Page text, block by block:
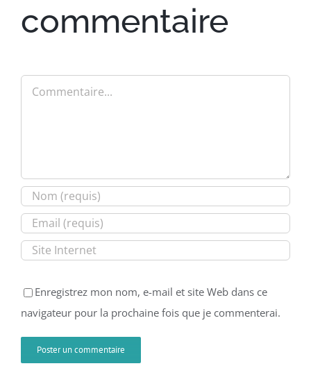
commentaire
Commentaire
Enregistrez mon nom, e-mail et site Web dans ce
navigateur pour la prochaine fois que je commenterai.